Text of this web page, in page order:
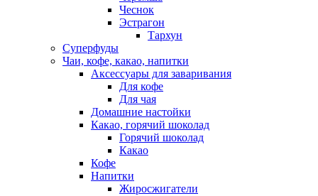
Чеснок
Эстрагон
Тархун
Суперфуды
Чаи, кофе, какао, напитки
Аксессуары для заваривания
Для кофе
Для чая
Домашние настойки
Какао, горячий шоколад
Горячий шоколад
Какао
Кофе
Напитки
Жиросжигатели